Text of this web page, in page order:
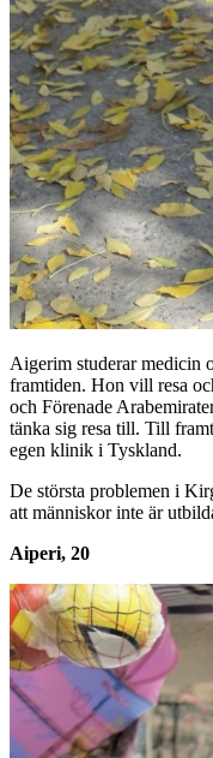
Aigerim studerar medicin
framtiden. Hon vill resa
och Förenade
tänka sig resa till. Till
egen klinik i Tyskland.
De största problemen i
att människor inte är
Aiperi, 20